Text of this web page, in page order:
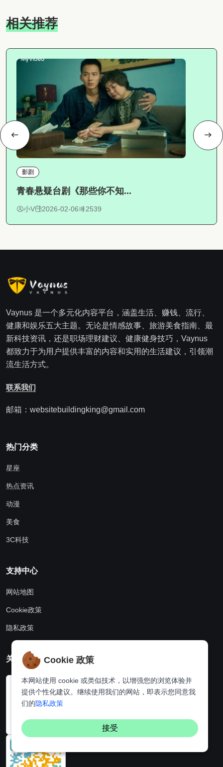
相关推荐
影剧
青春悬疑台剧《那些你不知...
小V 2026-02-06 2539
Vaynus 是一个多元化内容平台，涵盖生活、赚钱、流行、
健康和娱乐五大主题。无论是情感故事、旅游美食指南、最
新科技资讯，还是职场理财建议、健康健身技巧，Vaynus
都致力于为用户提供丰富的内容和实用的生活建议，引领潮
流生活方式。
联系我们
邮箱：websitebuildingking@gmail.com
热门分类
星座
热点资讯
动漫
美食
3C科技
支持中心
网站地图
Cookie政策
隐私政策
关注我们 Cookie 政策
本网站使用 cookie 或类似技术，以增强您的浏览体验并
提供个性化建议。继续使用我们的网站，即表示您同意我
们的隐私政策
接受